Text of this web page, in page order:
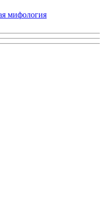
мифология